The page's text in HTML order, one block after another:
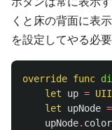
くと床の背面に表
を設定してやる必
override func
let
up =
let
upNode =
upNode. color